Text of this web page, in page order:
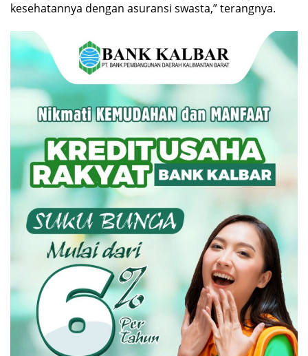
kesehatannya dengan asuransi swasta,” terangnya.